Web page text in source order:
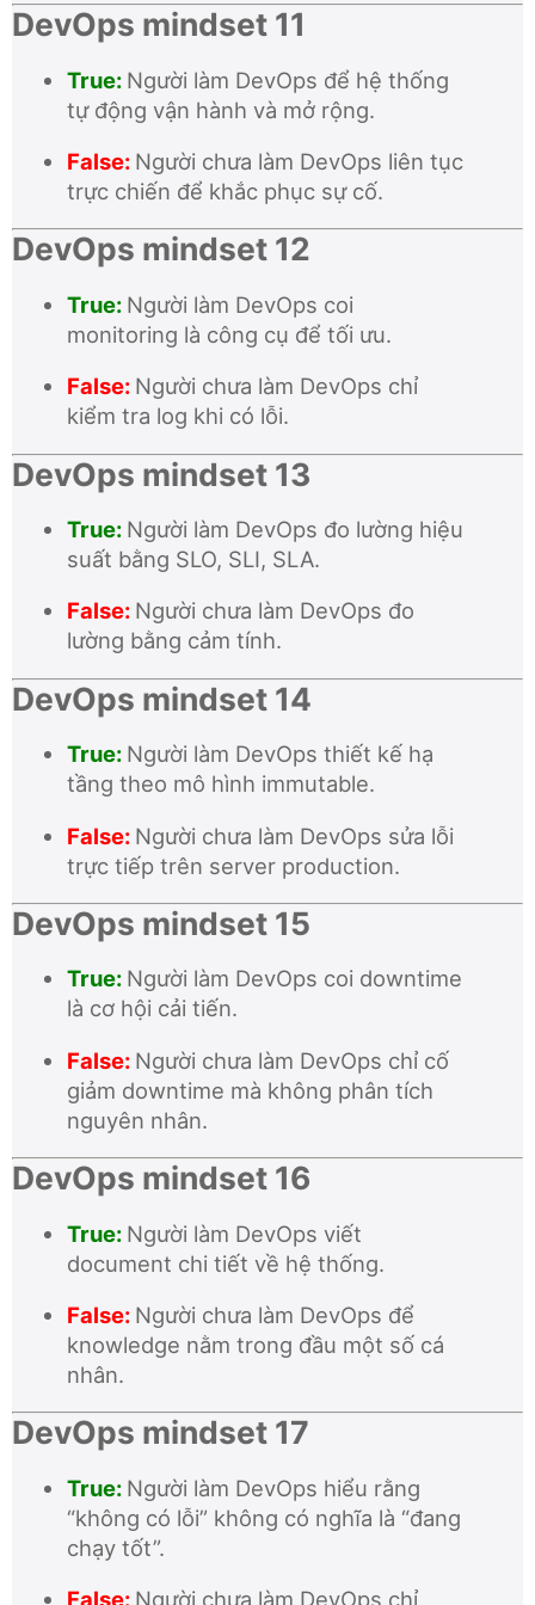
DevOps mindset 11
True: Người làm DevOps để hệ thống
tự động vận hành và mở rộng.
False: Người chưa làm DevOps liên tục
trực chiến để khắc phục sự cố.
DevOps mindset 12
True: Người làm DevOps coi
monitoring là công cụ để tối ưu.
False: Người chưa làm DevOps chỉ
kiểm tra log khi có lỗi.
DevOps mindset 13
True: Người làm DevOps đo lường hiệu
suất bằng SLO, SLI, SLA.
False: Người chưa làm DevOps đo
lường bằng cảm tính.
DevOps mindset 14
True: Người làm DevOps thiết kế hạ
tầng theo mô hình immutable.
False: Người chưa làm DevOps sửa lỗi
trực tiếp trên server production.
DevOps mindset 15
True: Người làm DevOps coi downtime
là cơ hội cải tiến.
False: Người chưa làm DevOps chỉ cố
giảm downtime mà không phân tích
nguyên nhân.
DevOps mindset 16
True: Người làm DevOps viết
document chi tiết về hệ thống.
False: Người chưa làm DevOps để
knowledge nằm trong đầu một số cá
nhân.
DevOps mindset 17
True: Người làm DevOps hiểu rằng
“không có lỗi” không có nghĩa là “đang
chạy tốt”.
False: Người chưa làm DevOps chỉ